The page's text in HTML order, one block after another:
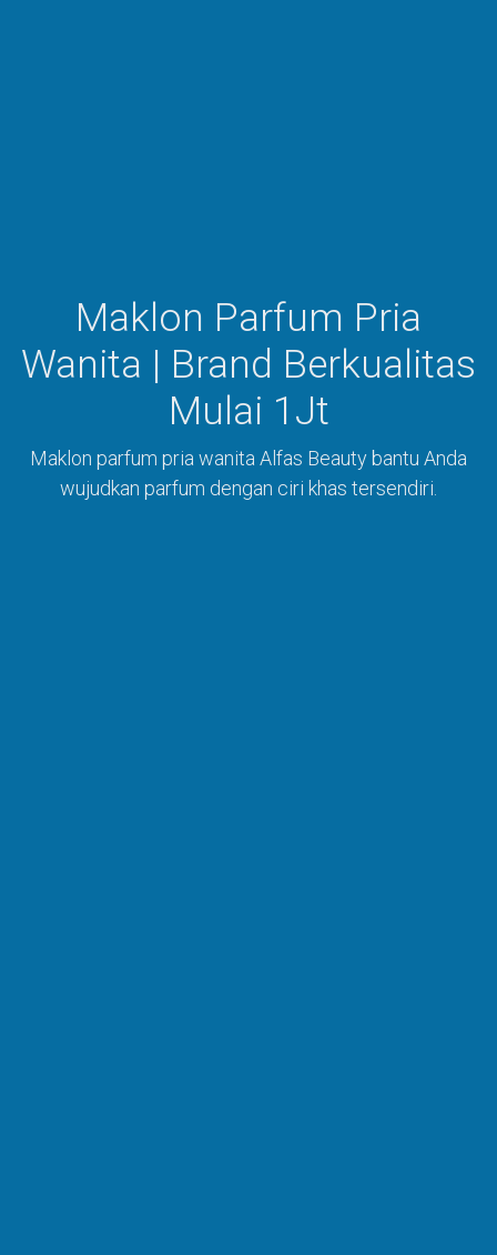
Maklon Parfum Pria
Wanita | Brand Berkualitas
Mulai 1Jt
Maklon parfum pria wanita Alfas Beauty bantu Anda
wujudkan parfum dengan ciri khas tersendiri.